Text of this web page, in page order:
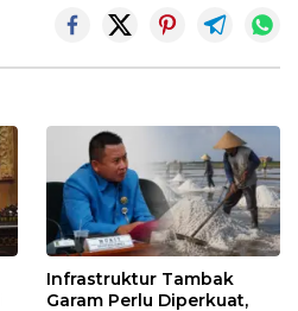
Infrastruktur Tambak
Garam Perlu Diperkuat,